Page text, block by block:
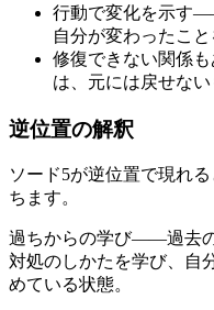
行動で変化を示す
自分が変わったこ
修復できない関係
は、元には戻せな
逆位置の解釈
ソード5が逆位置で現れ
ちます。
過ちからの学び——過去
対処のしかたを学び、自
めている状態。